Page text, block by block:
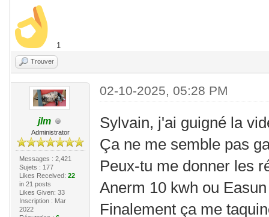
1
Trouver
jlm
Administrator
Messages : 2,421
Sujets : 177
Likes Received: 22
in 21 posts
Likes Given: 33
Inscription : Mar
2022
02-10-2025, 05:28 PM
Sylvain, j'ai guigné la
Ça ne me semble pas
Peux-tu me donner les
Anerm 10 kwh ou
Finalement ça me